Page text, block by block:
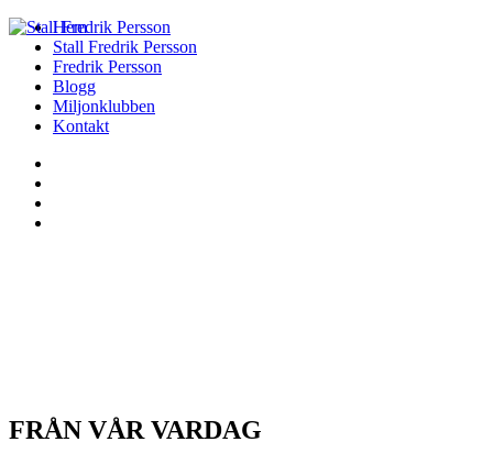
Hem
Stall Fredrik Persson
Fredrik Persson
Blogg
Miljonklubben
Kontakt
FRÅN VÅR VARDAG